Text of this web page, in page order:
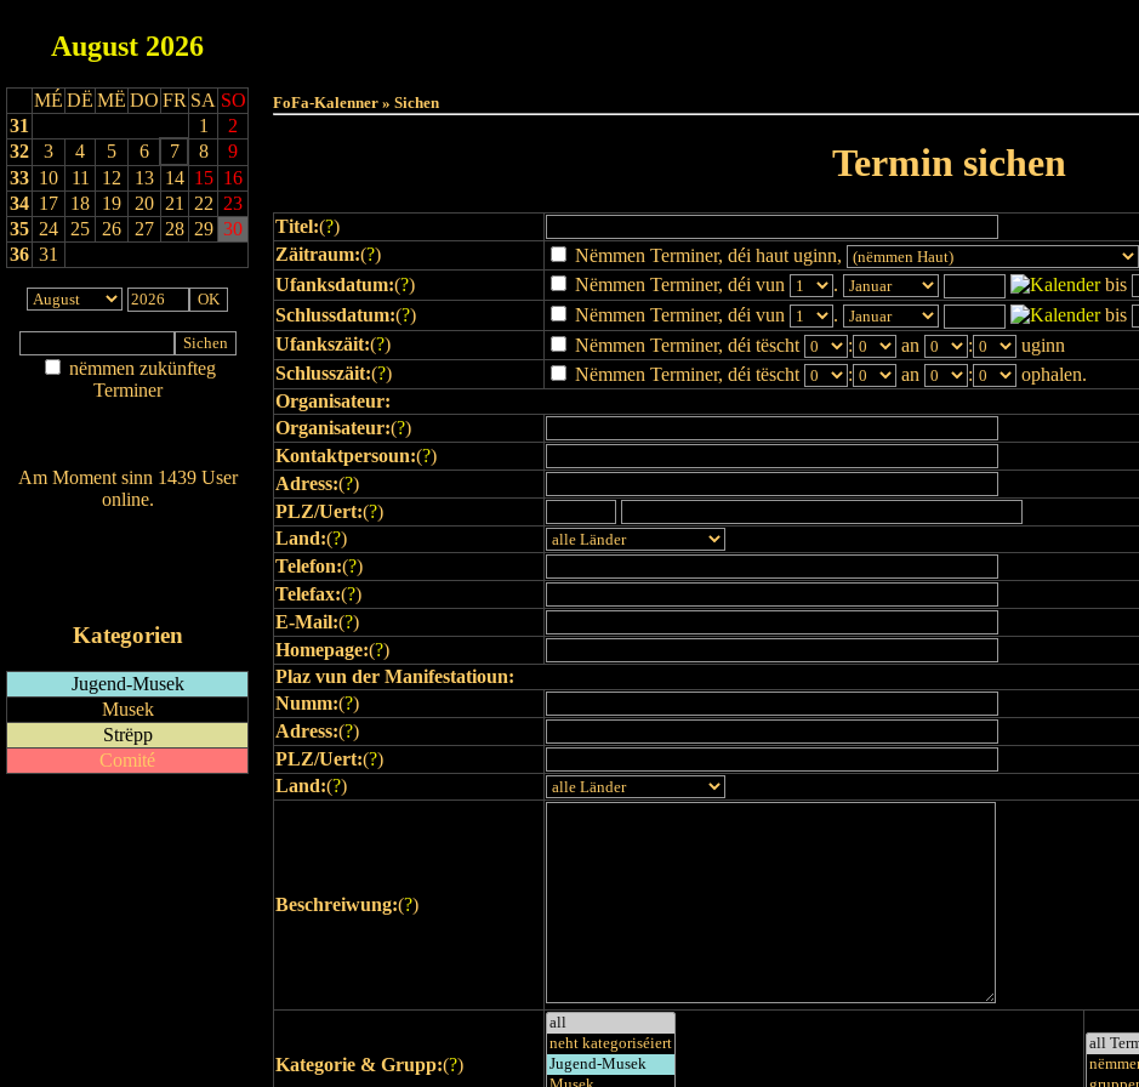
August 2026
MÉ DË MË DO FR SA SO
31
1
2
32
3 4 5 6 7 8
9
33 10 11 12 13 14 15 16
34 17 18 19 20 21 22 23
35 24 25 26 27 28 29 30
36 31
nëmmen zukünfteg
Terminer
Am Moment sinn 1439 User
online.
Kategorien
Jugend-Musek
Musek
Strëpp
Comité
FoFa-Kalenner » Sichen
Termin sichen
Titel:(?)
Zäitraum:(?)
Nëmmen Terminer, déi haut uginn,
Ufanksdatum:(?) Nëmmen Terminer, déi vun . bis
Schlussdatum:(?) Nëmmen Terminer, déi vun . bis
Ufankszäit:(?) Nëmmen Terminer, déi tëscht : an :
uginn
Schlusszäit:(?) Nëmmen Terminer, déi tëscht : an :
ophalen.
Organisateur:
Organisateur:(?)
Kontaktpersoun:(?)
Adress:(?)
PLZ/Uert:(?)
Land:(?)
Telefon:(?)
Telefax:(?)
E-Mail:(?)
Homepage:(?)
Plaz vun der Manifestatioun:
Numm:(?)
Adress:(?)
PLZ/Uert:(?)
Land:(?)
Beschreiwung:(?)
Kategorie & Grupp:(?)